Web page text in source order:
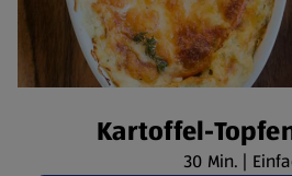
Kartoffel-
30 Min. |